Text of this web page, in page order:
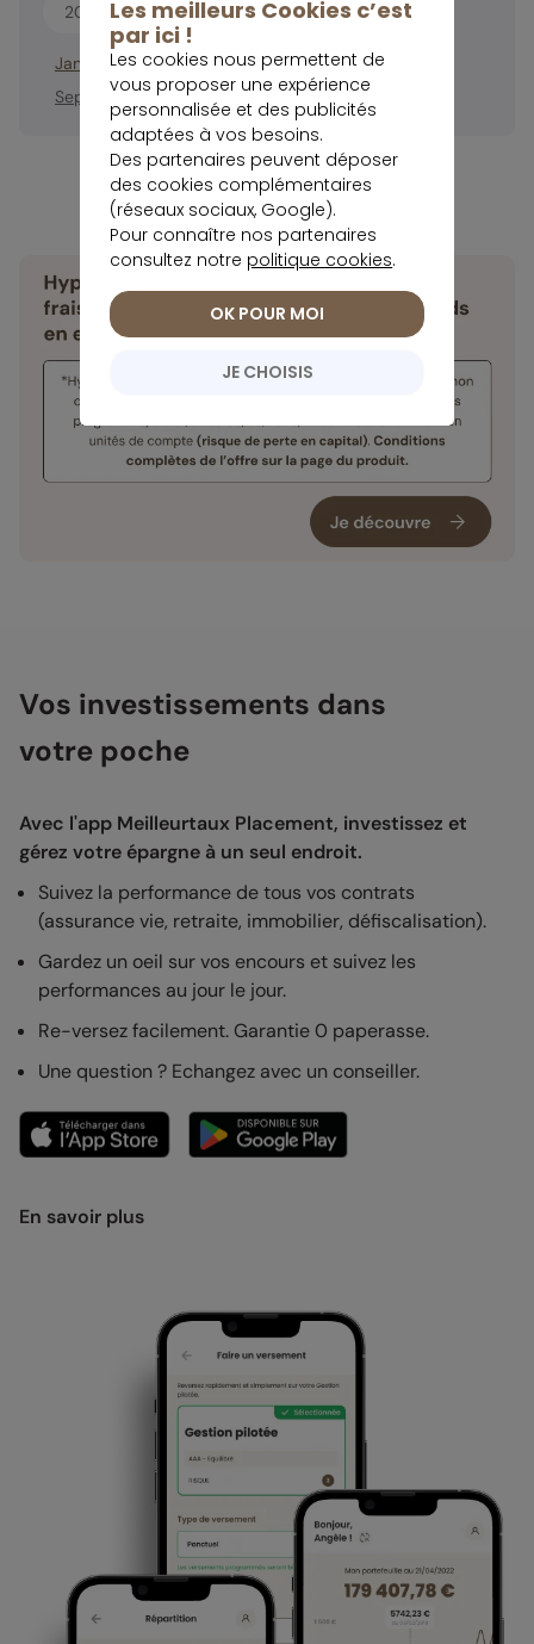
2026 2025 2024 2023
Janvier Février Mars Avril Mai Juin Juillet
Septembre
Octobre Novembre Décembre
Vos investissements dans
votre poche
Avec l'app Meilleurtaux Placement, investissez et
gérez votre épargne à un seul endroit.
Suivez la performance de tous vos contrats
(assurance vie, retraite, immobilier, défiscalisation).
Gardez un oeil sur vos encours et suivez les
performances au jour le jour.
Re-versez facilement. Garantie 0 paperasse.
Une question ? Echangez avec un conseiller.
En savoir plus
Les meilleurs Cookies c’est
par ici !
Les cookies nous permettent de
vous proposer une expérience
personnalisée et des publicités
adaptées à vos besoins.
Des partenaires peuvent déposer
des cookies complémentaires
(réseaux sociaux, Google).
Pour connaître nos partenaires
consultez notre politique cookies.
JE CHOISIS
OK POUR MOI